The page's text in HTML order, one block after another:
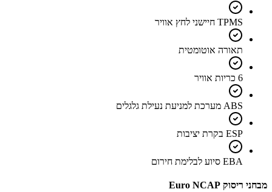
TPMS חיישני לחץ אוויר
תאורה אוטומטית
6 כריות אוויר
ABS מערכת למניעת נעילת גלגלים
ESP בקרת יציבות
EBA סיוע לבלימת חירום
מבחני ריסוק Euro NCAP